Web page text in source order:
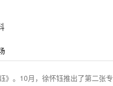
》。10月，徐怀钰推出了第二张专